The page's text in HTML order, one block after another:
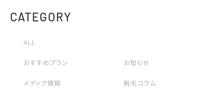
CATEGORY
ALL
おすすめプラン お知らせ
メディア情報 脱毛コラム